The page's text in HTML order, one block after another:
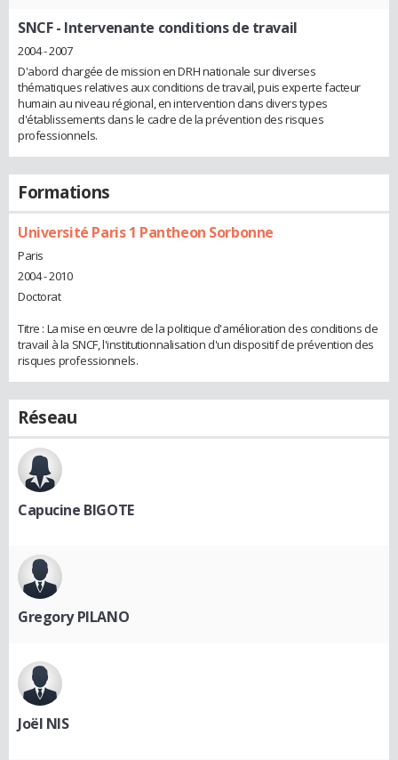
SNCF- Intervenante conditions de travail
2004 - 2007
D'abord chargée de mission en DRH nationale sur diverses
thématiques relatives aux conditions de travail, puis experte facteur
humain au niveau régional, en intervention dans divers types
d'établissements dans le cadre de la prévention des risques
professionnels.
Formations
Université Paris 1 Pantheon Sorbonne
Paris
2004 - 2010
Doctorat
Titre : La mise en œuvre de la politique d'amélioration des conditions de
travail à la SNCF, l'institutionnalisation d'un dispositif de prévention des
risques professionnels.
Réseau
Capucine BIGOTE
Gregory PILANO
Joël NIS